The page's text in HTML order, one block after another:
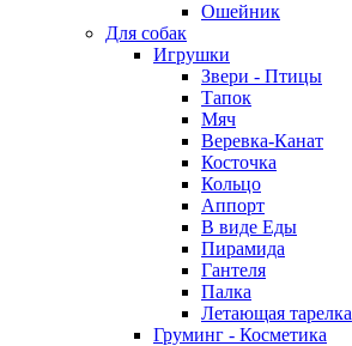
Ошейник
Для собак
Игрушки
Звери - Птицы
Тапок
Мяч
Веревка-Канат
Косточка
Кольцо
Аппорт
В виде Еды
Пирамида
Гантеля
Палка
Летающая тарелка
Груминг - Косметика